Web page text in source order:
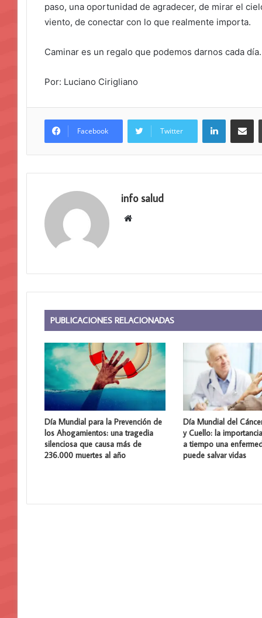
paso, una oportunidad de agradecer, de mirar el
viento, de conectar con lo que realmente importa.
Caminar es un regalo que podemos darnos cada día.
Por: Luciano Cirigliano
Facebook Twitter
LinkedIn
info salud
Sitio
PUBLICACIONES RELACIONADAS
Día Mundial para la Prevención de
los Ahogamientos: una tragedia
silenciosa que causa más de
236.000 muertes al año
Día Mundial del
y Cuello: la
a tiempo una
puede salvar vidas